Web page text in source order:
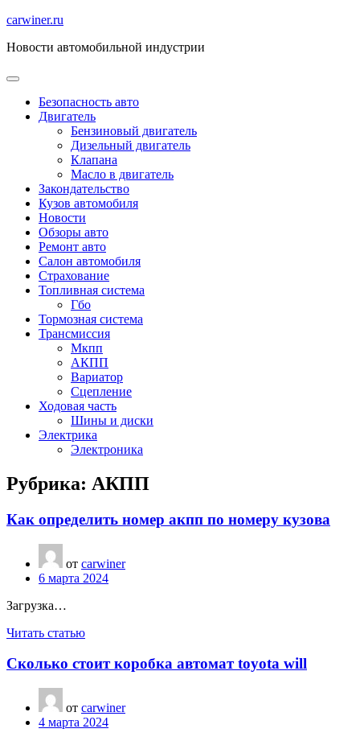
Перейти
содержимому
carwiner.ru
Новости автомобильной индустрии
Безопасность авто
Двигатель
Бензиновый двигатель
Дизельный двигатель
Клапана
Масло в двигатель
Закондательство
Кузов автомобиля
Новости
Обзоры авто
Ремонт авто
Салон автомобиля
Страхование
Топливная система
Гбо
Тормозная система
Трансмиссия
Мкпп
АКПП
Вариатор
Сцепление
Ходовая часть
Шины и диски
Электрика
Электроника
Рубрика: АКПП
Как определить номер акпп по номеру кузова
от carwiner
6 марта 2024
Загрузка…
Читать статью
Сколько стоит коробка автомат toyota will
от carwiner
4 марта 2024